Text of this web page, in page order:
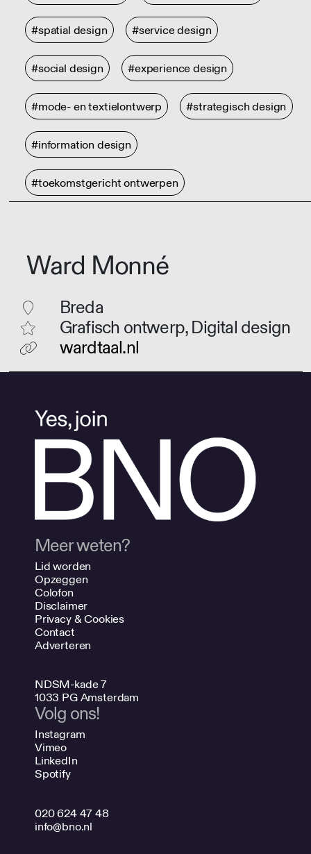
#spatial design #service design
#social design #experience design
#mode- en textielontwerp #strategisch design
#information design
#toekomstgericht ontwerpen
Ward Monné
Breda
Grafisch ontwerp, Digital design
wardtaal.nl
Meer weten?
Lid worden
Opzeggen
Colofon
Disclaimer
Privacy & Cookies
Contact
Adverteren
NDSM-kade 7
1033 PG Amsterdam
Volg ons!
Instagram
Vimeo
LinkedIn
Spotify
020 624 47 48
info@bno.nl